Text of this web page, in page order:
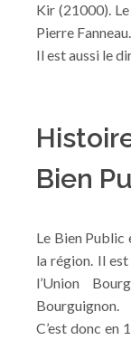
Kir (21000).
Pierre Fanneau.
Il est aussi le
Bien
Le Bien Public
la région. Il
l’Union
Bourguignon.
C’est donc en